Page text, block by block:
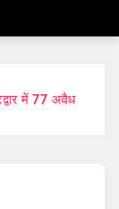
में 77 अवैध